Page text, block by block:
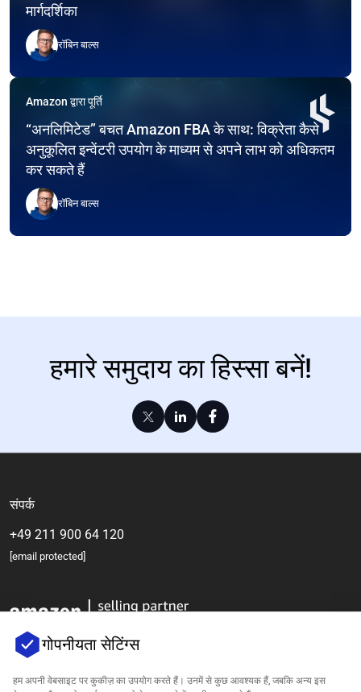
मार्गदर्शिका
रॉबिन बाल्स
Amazon द्वारा पूर्ति
“अनलिमिटेड” बचत Amazon FBA के साथ: विक्रेता कैसे
अनुकूलित इन्वेंटरी उपयोग के माध्यम से अपने लाभ को अधिकतम
कर सकते हैं
रॉबिन बाल्स
हमारे समुदाय का हिस्सा बनें!
संपर्क
+49 211 900 64 120
[email protected]
गोपनीयता सेटिंग्स
हम अपनी वेबसाइट पर कुकीज़ का उपयोग करते हैं। उनमें से कुछ आवश्यक हैं, जबकि अन्य इस